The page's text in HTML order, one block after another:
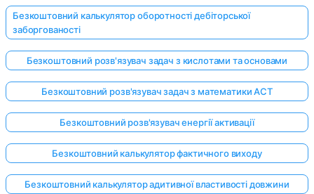
Безкоштовний калькулятор оборотності дебіторської
заборгованості
Безкоштовний розв'язувач задач з кислотами та основами
Безкоштовний розв'язувач задач з математики ACT
Безкоштовний розв'язувач енергії активації
Безкоштовний калькулятор фактичного виходу
Безкоштовний калькулятор адитивної властивості довжини